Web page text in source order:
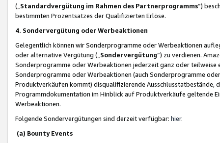
(„ Standardvergütung im Rahmen des Partnerprogramms“)
bestimmten Prozentsatzes der Qualifizierten Erlöse.
4. Sondervergütung oder Werbeaktionen
Gelegentlich können wir Sonderprogramme oder Werbeaktionen
oder alternative Vergütung („ Sondervergütung”) zu verdienen.
Sonderprogramme oder Werbeaktionen jederzeit ganz oder
Sonderprogramme oder Werbeaktionen (auch Sonderprogramme
Produktverkäufen kommt) disqualifizierende Ausschlusstatbestände,
Programmdokumentation im Hinblick auf Produktverkäufe geltende
Werbeaktionen.
Folgende Sondervergütungen sind derzeit verfügbar: hier.
(a) Bounty Events